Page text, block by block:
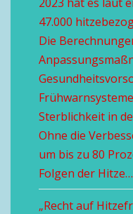
47.000
Die
Sterblichkeit in
Ohne die
um bis zu 80
Folgen der
„Recht auf